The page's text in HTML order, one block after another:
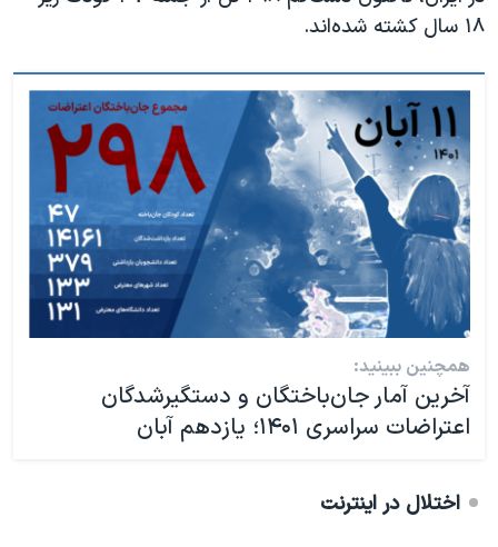
۱۸ سال کشته شده‌اند.
همچنین ببینید:
آخرین آمار جان‌باختگان و دستگیرشدگان‌
اعتراضات سراسری ۱۴۰۱؛ یازدهم آبان
اختلال در اینترنت